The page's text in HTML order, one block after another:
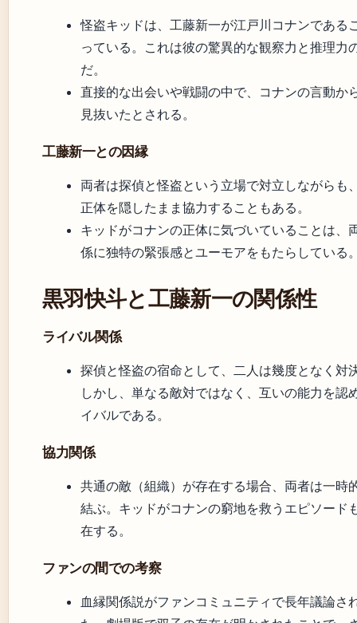
怪盗キッドは、工藤新一が江戸川コナンである
っている。これは彼の驚異的な観察力と推理力
だ。
直接的な出会いや戦闘の中で、コナンの言動か
見抜いたとされる。
工藤新一との因縁
両者は探偵と怪盗という立場で対立しながらも
正体を隠したまま協力することもある。
キッドがコナンの正体に気づいていることは、
係に独特の緊張感とユーモアをもたらしている
黒羽快斗と工藤新一の関係性
ライバル関係
探偵と怪盗の宿命として、二人は幾度となく対
しかし、単なる敵対ではなく、互いの能力を認
イバルである。
協力関係
共通の敵（組織）が存在する場合、両者は一時
結ぶ。キッドがコナンの窮地を救うエピソード
在する。
ファンの間での考察
血縁関係説がファンコミュニティで長年議論さ